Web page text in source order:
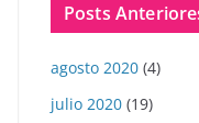
Posts
agosto 2020 (4)
julio 2020 (19)